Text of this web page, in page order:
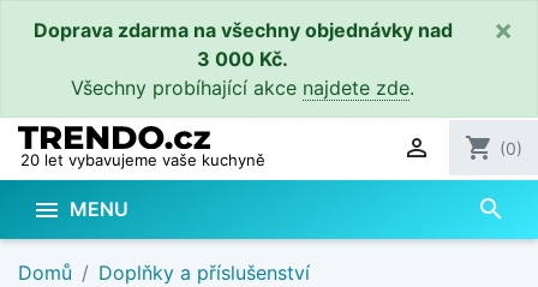
Doprava zdarma na všechny objednávky nad
3 000 Kč.
Všechny probíhající akce najdete zde.
×
20 let vybavujeme vaše kuchyně  shopping_cart (0)
 MENU search
Domů
Doplňky a příslušenství